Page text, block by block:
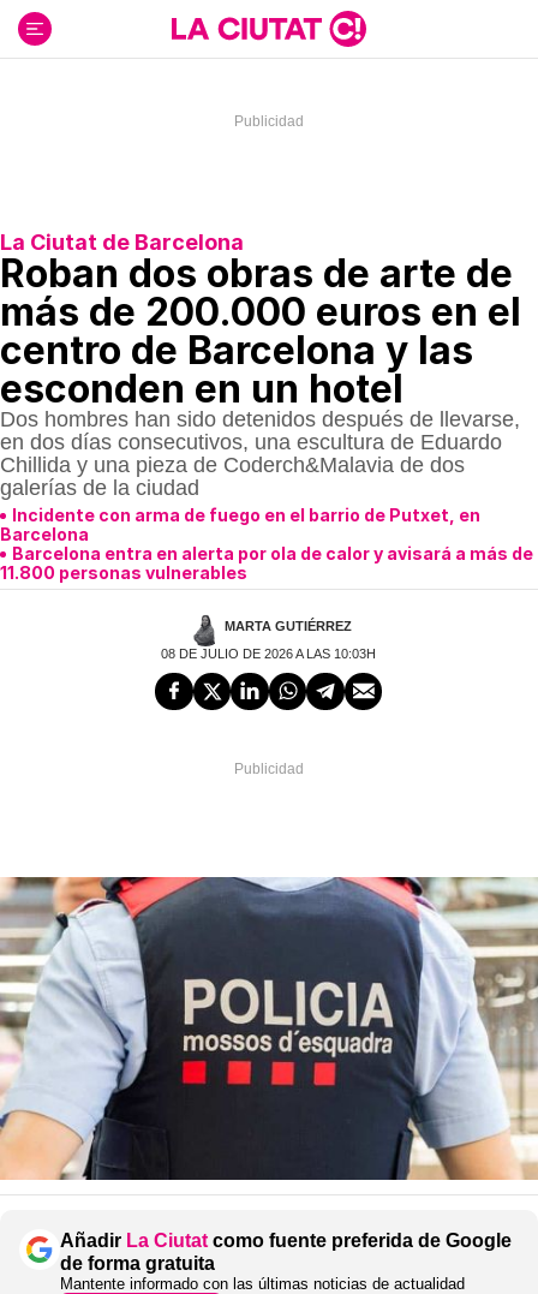
contenido
La Ciutat de Barcelona
Roban dos obras de arte de
más de 200.000 euros en el
centro de Barcelona y las
esconden en un hotel
Dos hombres han sido detenidos después de llevarse,
en dos días consecutivos, una escultura de Eduardo
Chillida y una pieza de Coderch&Malavia de dos
galerías de la ciudad
Incidente con arma de fuego en el barrio de Putxet, en
Barcelona
Barcelona entra en alerta por ola de calor y avisará a más de
11.800 personas vulnerables
MARTA GUTIÉRREZ
08 DE JULIO DE 2026 A LAS 10:03H
Añadir La Ciutat como fuente preferida de Google
de forma gratuita
Mantente informado con las últimas noticias de actualidad